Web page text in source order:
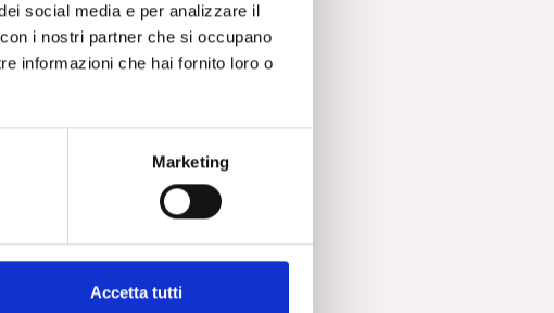
social media e per analizzare il
i nostri partner che si occupano
informazioni che hai fornito loro o
Marketing
Accetta tutti
soglia,
o forse
trovato
io non
serrata di
mai
essere